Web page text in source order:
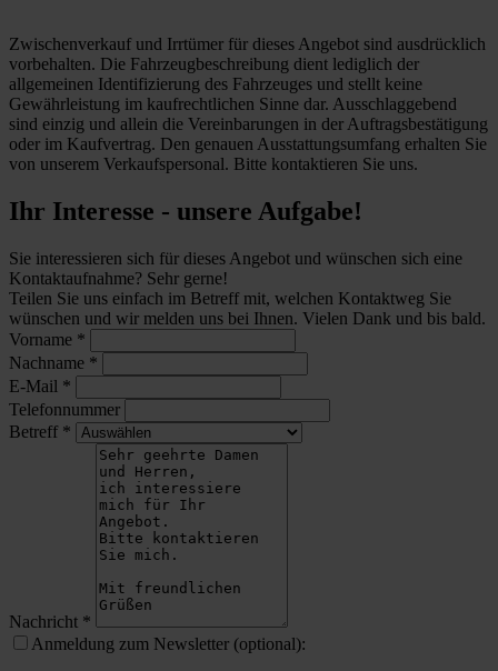
Zwischenverkauf und Irrtümer für dieses Angebot sind ausdrücklich
vorbehalten. Die Fahrzeugbeschreibung dient lediglich der
allgemeinen Identifizierung des Fahrzeuges und stellt keine
Gewährleistung im kaufrechtlichen Sinne dar. Ausschlaggebend
sind einzig und allein die Vereinbarungen in der Auftragsbestätigung
oder im Kaufvertrag. Den genauen Ausstattungsumfang erhalten Sie
von unserem Verkaufspersonal. Bitte kontaktieren Sie uns.
Ihr Interesse - unsere Aufgabe!
Sie interessieren sich für dieses Angebot und wünschen sich eine
Kontaktaufnahme? Sehr gerne!
Teilen Sie uns einfach im Betreff mit, welchen Kontaktweg Sie
wünschen und wir melden uns bei Ihnen. Vielen Dank und bis bald.
Vorname *
Nachname *
E-Mail *
Telefonnummer
Betreff *
Nachricht *
Anmeldung zum Newsletter (optional):